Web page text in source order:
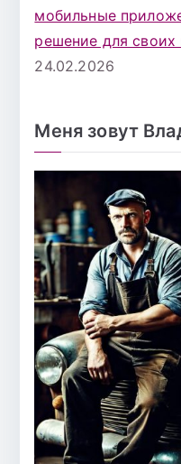
мобильные
решение для
24.02.2026
Меня зовут